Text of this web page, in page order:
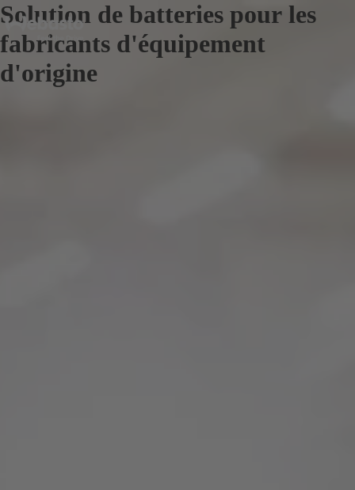
Solution de batteries pour les
fabricants d'équipement
d'origine